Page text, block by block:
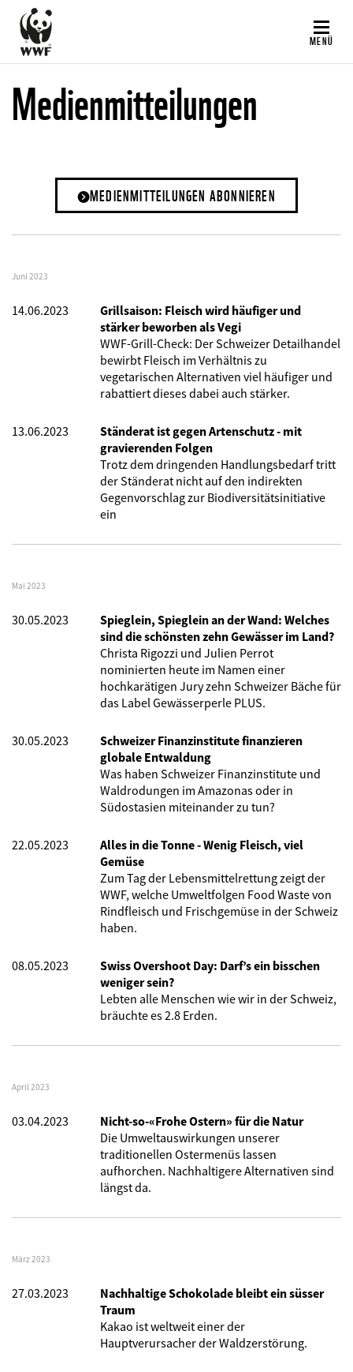
Direkt
zum
Inhalt
MENÜ
Medienmitteilungen
MEDIENMITTEILUNGEN ABONNIEREN
Juni 2023
14.06.2023
Grillsaison: Fleisch wird häufiger und
stärker beworben als Vegi
WWF-Grill-Check: Der Schweizer Detailhandel
bewirbt Fleisch im Verhältnis zu
vegetarischen Alternativen viel häufiger und
rabattiert dieses dabei auch stärker.
13.06.2023
Ständerat ist gegen Artenschutz - mit
gravierenden Folgen
Trotz dem dringenden Handlungsbedarf tritt
der Ständerat nicht auf den indirekten
Gegenvorschlag zur Biodiversitätsinitiative
ein
Mai 2023
30.05.2023
Spieglein, Spieglein an der Wand: Welches
sind die schönsten zehn Gewässer im Land?
Christa Rigozzi und Julien Perrot
nominierten heute im Namen einer
hochkarätigen Jury zehn Schweizer Bäche für
das Label Gewässerperle PLUS.
30.05.2023
Schweizer Finanzinstitute finanzieren
globale Entwaldung
Was haben Schweizer Finanzinstitute und
Waldrodungen im Amazonas oder in
Südostasien miteinander zu tun?
22.05.2023
Alles in die Tonne - Wenig Fleisch, viel
Gemüse
Zum Tag der Lebensmittelrettung zeigt der
WWF, welche Umweltfolgen Food Waste von
Rindfleisch und Frischgemüse in der Schweiz
haben.
08.05.2023
Swiss Overshoot Day: Darf’s ein bisschen
weniger sein?
Lebten alle Menschen wie wir in der Schweiz,
bräuchte es 2.8 Erden.
April 2023
03.04.2023
Nicht-so-«Frohe Ostern» für die Natur
Die Umweltauswirkungen unserer
traditionellen Ostermenüs lassen
aufhorchen. Nachhaltigere Alternativen sind
längst da.
März 2023
27.03.2023
Nachhaltige Schokolade bleibt ein süsser
Traum
Kakao ist weltweit einer der
Hauptverursacher der Waldzerstörung.